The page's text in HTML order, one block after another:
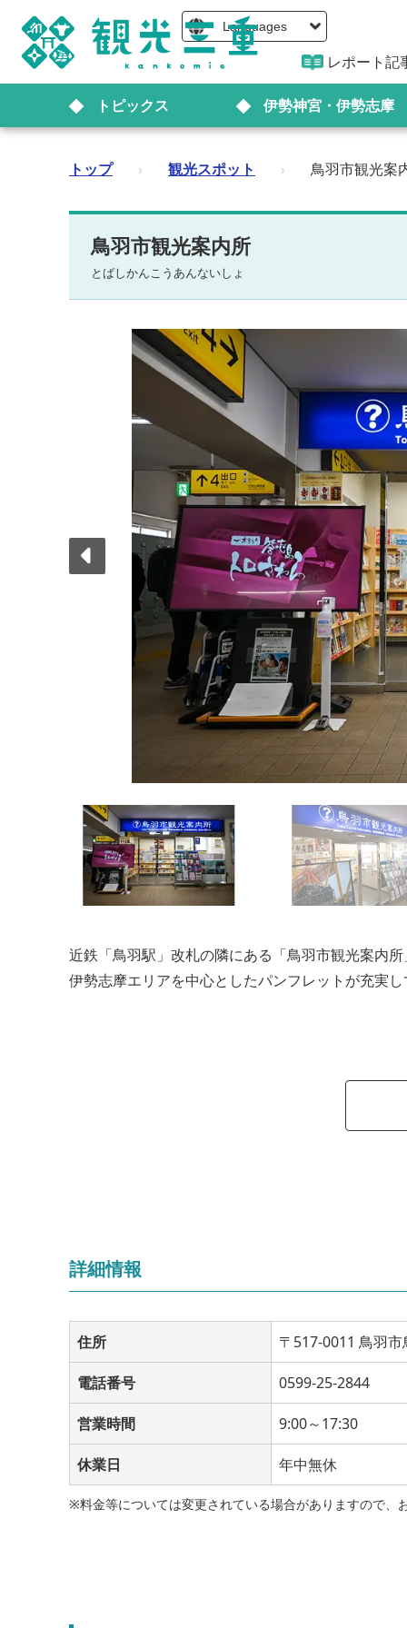
Languages
レポート記
トピックス 伊勢神宮・伊勢志摩
トップ › 観光スポット › 鳥羽市観光案
鳥羽市観光案内所
とばしかんこうあんないしょ
近鉄「鳥羽駅」改札の隣にある「鳥羽市観光案内
伊勢志摩エリアを中心としたパンフレットが充実
詳細情報
住所 〒517-0011 鳥羽
電話番号 0599-25-2844
営業時間 9:00～17:30
休業日 年中無休
※料金等については変更されている場合がありますので、